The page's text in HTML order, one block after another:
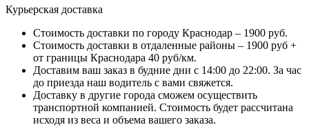
Курьерская доставка
Стоимость доставки по городу Краснодар – 1900 руб.
Стоимость доставки в отдаленные районы – 1900 руб +
от границы Краснодара 40 руб/км.
Доставим ваш заказ в будние дни с 14:00 до 22:00. За час
до приезда наш водитель с вами свяжется.
Доставку в другие города сможем осуществить
транспортной компанией. Стоимость будет рассчитана
исходя из веса и объема вашего заказа.